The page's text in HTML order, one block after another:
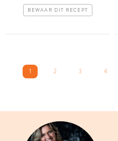
BEWAAR DIT RECEPT
1 2 3 4